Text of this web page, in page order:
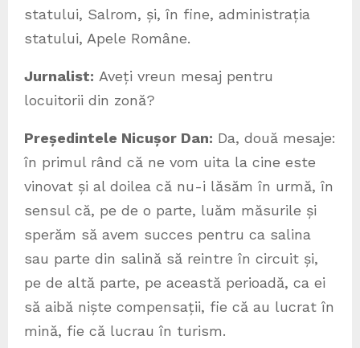
statului, Salrom, și, în fine, administrația
statului, Apele Române.
Jurnalist: Aveți vreun mesaj pentru
locuitorii din zonă?
Președintele Nicușor Dan: Da, două mesaje:
în primul rând că ne vom uita la cine este
vinovat și al doilea că nu-i lăsăm în urmă, în
sensul că, pe de o parte, luăm măsurile și
sperăm să avem succes pentru ca salina
sau parte din salină să reintre în circuit și,
pe de altă parte, pe această perioadă, ca ei
să aibă niște compensații, fie că au lucrat în
mină, fie că lucrau în turism.